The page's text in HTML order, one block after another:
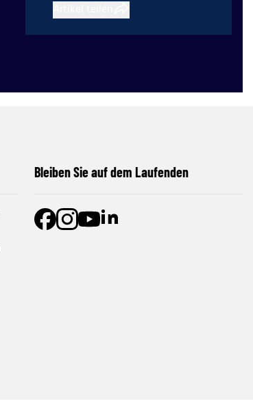
Bleiben Sie auf dem Laufenden